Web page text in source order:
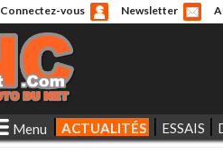
Connectez-vous Newsletter
Menu ACTUALITÉS ESSAIS